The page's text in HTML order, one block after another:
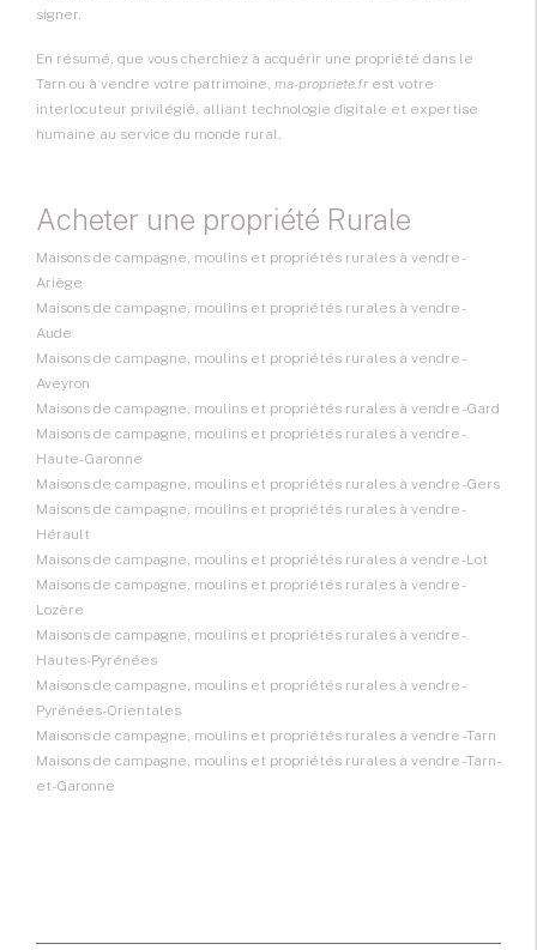
signer.
En résumé, que vous cherchiez à acquérir une propriété dans le
Tarn ou à vendre votre patrimoine, ma-propriete.fr est votre
interlocuteur privilégié, alliant technologie digitale et expertise
humaine au service du monde rural.
Acheter une propriété Rurale
Maisons de campagne, moulins et propriétés rurales à vendre -
Ariège
Maisons de campagne, moulins et propriétés rurales à vendre -
Aude
Maisons de campagne, moulins et propriétés rurales à vendre -
Aveyron
Maisons de campagne, moulins et propriétés rurales à vendre - Gard
Maisons de campagne, moulins et propriétés rurales à vendre -
Haute-Garonne
Maisons de campagne, moulins et propriétés rurales à vendre - Gers
Maisons de campagne, moulins et propriétés rurales à vendre -
Hérault
Maisons de campagne, moulins et propriétés rurales à vendre - Lot
Maisons de campagne, moulins et propriétés rurales à vendre -
Lozère
Maisons de campagne, moulins et propriétés rurales à vendre -
Hautes-Pyrénées
Maisons de campagne, moulins et propriétés rurales à vendre -
Pyrénées-Orientales
Maisons de campagne, moulins et propriétés rurales à vendre - Tarn
Maisons de campagne, moulins et propriétés rurales à vendre - Tarn-
et-Garonne